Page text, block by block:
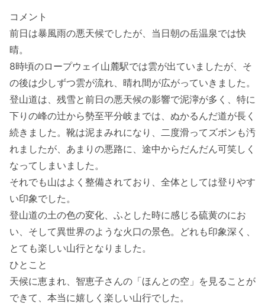
コメント
前日は暴風雨の悪天候でしたが、当日朝の岳温泉では快
晴。
8時頃のロープウェイ山麓駅では雲が出ていましたが、そ
の後は少しずつ雲が流れ、晴れ間が広がっていきました。
登山道は、残雪と前日の悪天候の影響で泥濘が多く、特に
下りの峰の辻から勢至平分岐までは、ぬかるんだ道が長く
続きました。靴は泥まみれになり、二度滑ってズボンも汚
れましたが、あまりの悪路に、途中からだんだん可笑しく
なってしまいました。
それでも山はよく整備されており、全体としては登りやす
い印象でした。
登山道の土の色の変化、ふとした時に感じる硫黄のにお
い、そして異世界のような火口の景色。どれも印象深く、
とても楽しい山行となりました。
ひとこと
天候に恵まれ、智恵子さんの「ほんとの空」を見ることが
できて、本当に嬉しく楽しい山行でした。